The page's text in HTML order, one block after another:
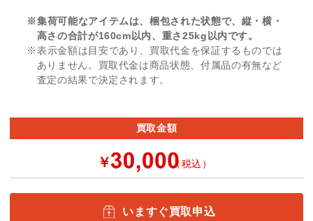
※集荷可能なアイテムは、梱包された状態で、縦・横・
高さの合計が160cm以内、重さ25kg以内です。
※表示金額は目安であり、買取代金を保証するものでは
ありません。買取代金は商品状態、付属品の有無など
査定の結果で決定されます。
買取金額
￥ （税込）
いますぐ買取申込